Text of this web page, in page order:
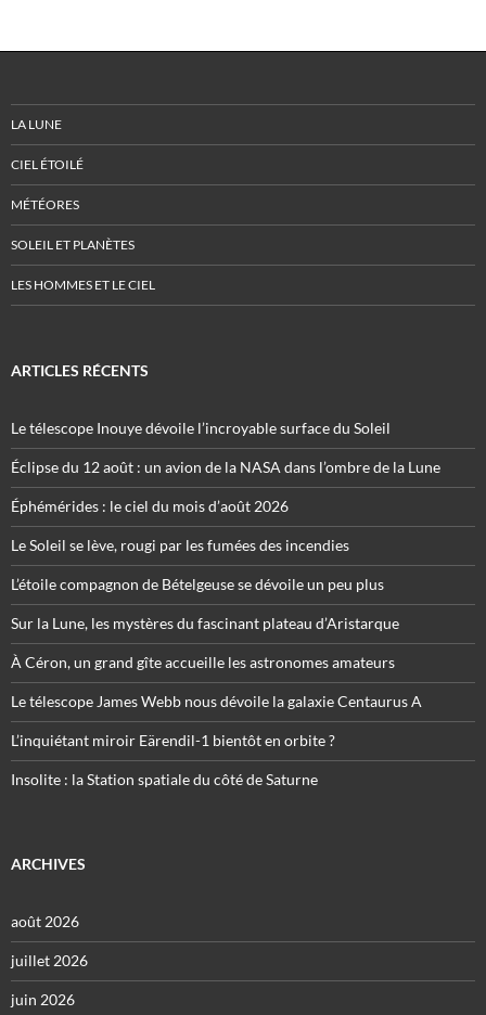
LA LUNE
CIEL ÉTOILÉ
MÉTÉORES
SOLEIL ET PLANÈTES
LES HOMMES ET LE CIEL
ARTICLES RÉCENTS
Le télescope Inouye dévoile l’incroyable surface du Soleil
Éclipse du 12 août : un avion de la NASA dans l’ombre de la Lune
Éphémérides : le ciel du mois d’août 2026
Le Soleil se lève, rougi par les fumées des incendies
L’étoile compagnon de Bételgeuse se dévoile un peu plus
Sur la Lune, les mystères du fascinant plateau d’Aristarque
À Céron, un grand gîte accueille les astronomes amateurs
Le télescope James Webb nous dévoile la galaxie Centaurus A
L’inquiétant miroir Eärendil-1 bientôt en orbite ?
Insolite : la Station spatiale du côté de Saturne
ARCHIVES
août 2026
juillet 2026
juin 2026